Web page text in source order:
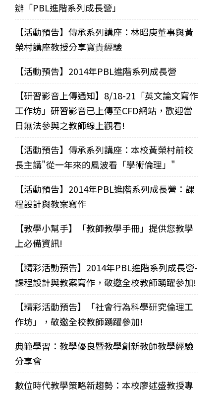
辦「PBL進階系列成長營」
【活動預告】傳承系列講座：林昭庚董事與黃
榮村講座教授分享寶貴經驗
【活動預告】2014年PBL進階系列成長營
【研習影音上傳通知】8/18-21「英文論文寫作
工作坊」研習影音已上傳至CFD網站，歡迎當
日無法參與之教師線上觀看!
【活動預告】傳承系列講座：本校黃榮村前校
長主講"從一年來的風波看「學術倫理」"
【活動預告】2014年PBL進階系列成長營：課
程設計與教案寫作
【教學小幫手】「教師教學手冊」提供您教學
上必備資訊!
【精彩活動預告】2014年PBL進階系列成長營-
課程設計與教案寫作，敬邀全校教師踴躍參加!
【精彩活動預告】「社會行為科學研究倫理工
作坊」，敬邀全校教師踴躍參加!
典範學習：教學優良暨教學創新教師教學經驗
分享會
數位時代教學策略新趨勢：本校廖述盛教授專